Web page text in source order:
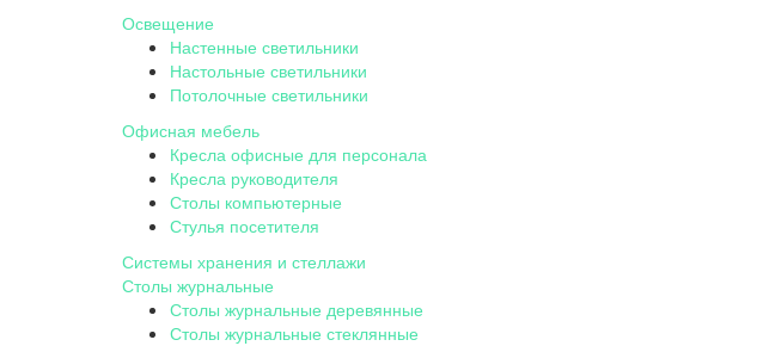
Освещение
Настенные светильники
Настольные светильники
Потолочные светильники
Офисная мебель
Кресла офисные для персонала
Кресла руководителя
Столы компьютерные
Стулья посетителя
Системы хранения и стеллажи
Столы журнальные
Столы журнальные деревянные
Столы журнальные стеклянные